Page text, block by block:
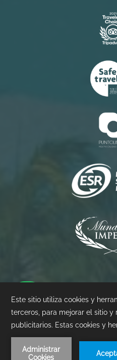
©2026- Mundo Imperial